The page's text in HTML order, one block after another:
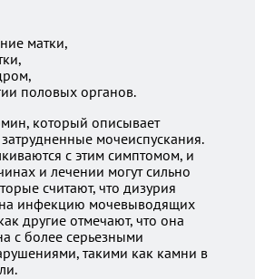
матки,
половых органов.
который описывает
мочеиспускания.
с этим симптомом, и
и лечении могут сильно
считают, что дизурия
на инфекцию мочевыводящих
другие отмечают, что она
с более серьезными
такими как камни в